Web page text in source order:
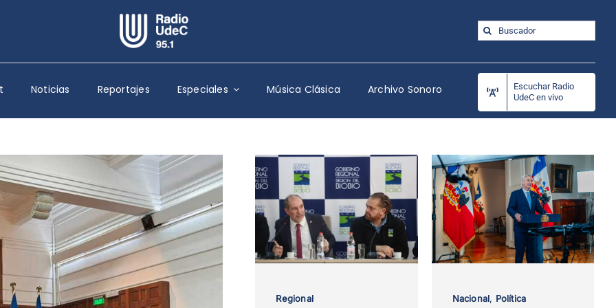
Escuchar Radio UdeC en vivo
Quiénes Somos
Programación
Noticias
Reportajes
Columnas
Música Clásica
Especiales
Buscar:
Noticias Reportajes Especiales Música Clásica Archivo Sonoro
Escuchar Radio
UdeC en vivo
Regional Nacional, Política